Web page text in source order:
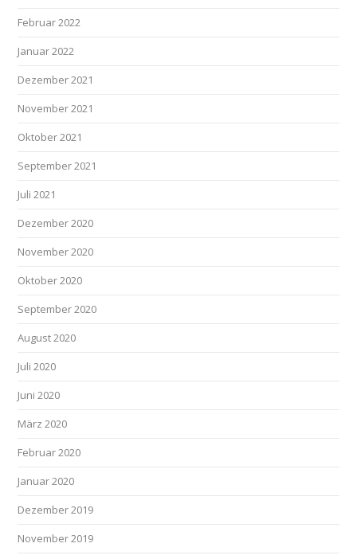
Februar 2022
Januar 2022
Dezember 2021
November 2021
Oktober 2021
September 2021
Juli 2021
Dezember 2020
November 2020
Oktober 2020
September 2020
August 2020
Juli 2020
Juni 2020
März 2020
Februar 2020
Januar 2020
Dezember 2019
November 2019